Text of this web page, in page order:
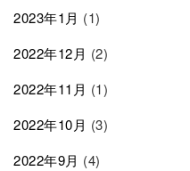
2023年1月 (1)
2022年12月 (2)
2022年11月 (1)
2022年10月 (3)
2022年9月 (4)